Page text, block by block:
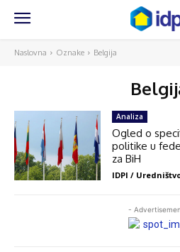
Naslovna Oznake Belgija
-
Analiza
Ogled o
politike u
za BiH
IDPI /